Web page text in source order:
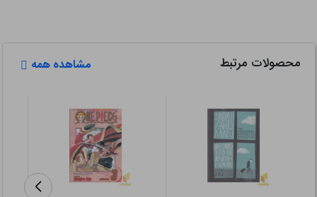
محصولات مرتبط مشاهده همه